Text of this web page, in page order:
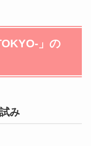
」の
み